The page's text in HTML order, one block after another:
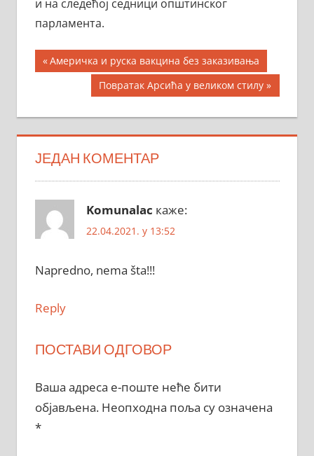
и на следећој седници општинског
парламента.
Кретање
чланка
Previous
Post:
Америчка и руска вакцина без заказивања
Next
Повратак Арсића у великом стилу
ЈЕДАН КОМЕНТАР
Komunalac каже:
22.04.2021. у 13:52
Napredno, nema šta!!!
Reply
ПОСТАВИ ОДГОВОР
Ваша адреса е-поште неће бити
објављена. Неопходна поља су означена
*